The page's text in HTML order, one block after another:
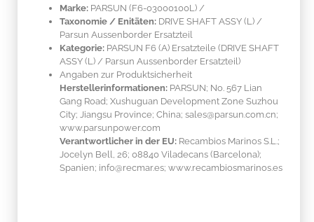
Marke: PARSUN (F6-03000100L) /
Taxonomie / Enitäten: DRIVE SHAFT ASSY (L) /
Parsun Aussenborder Ersatzteil
Kategorie: PARSUN F6 (A) Ersatzteile (DRIVE SHAFT
ASSY (L) / Parsun Aussenborder Ersatzteil)
Angaben zur Produktsicherheit
Herstellerinformationen: PARSUN; No. 567 Lian
Gang Road; Xushuguan Development Zone Suzhou
City; Jiangsu Province; China; sales@parsun.com.cn;
www.parsunpower.com
Verantwortlicher in der EU: Recambios Marinos S.L.;
Jocelyn Bell, 26; 08840 Viladecans (Barcelona);
Spanien; info@recmar.es; www.recambiosmarinos.es